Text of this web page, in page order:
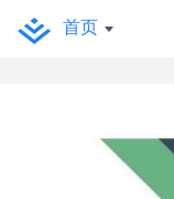
首页